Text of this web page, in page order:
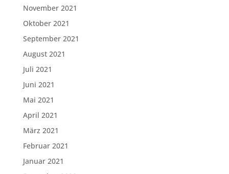
November 2021
Oktober 2021
September 2021
August 2021
Juli 2021
Juni 2021
Mai 2021
April 2021
März 2021
Februar 2021
Januar 2021